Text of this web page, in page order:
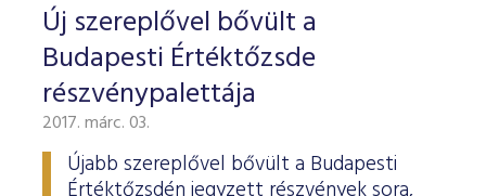
Új szereplővel bővült a
Budapesti Értéktőzsde
részvénypalettája
2017. márc. 03.
Újabb szereplővel bővült a Budapesti